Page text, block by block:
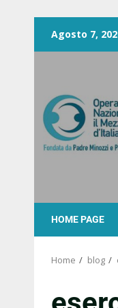
Agosto 7,
HOME PAGE
Home blog